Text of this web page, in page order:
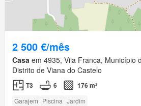
2 500 €/mês
Casa em 4935, Vila Franca, Município
Distrito de Viana do Castelo
T3 6 176 m²
Garajem Piscina Jardim